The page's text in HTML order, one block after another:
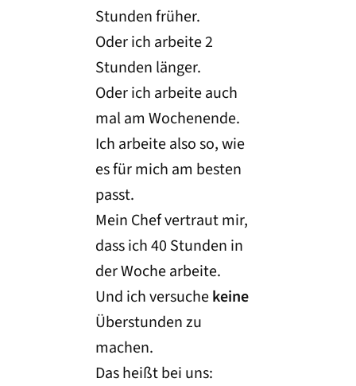
Stunden früher.
Oder ich arbeite 2
Stunden länger.
Oder ich arbeite auch
mal am Wochenende.
Ich arbeite also so, wie
es für mich am besten
passt.
Mein Chef vertraut mir,
dass ich 40 Stunden in
der Woche arbeite.
Und ich versuchekeine
Überstunden zu
machen.
Das heißt bei uns: